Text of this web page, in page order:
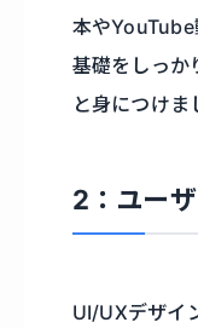
本や
基礎をしっか
と身につけま
2：ユー
UI/UXデザイ